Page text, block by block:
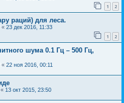
1 2
раций) для леса.
« 23 дек 2016, 11:33
1 2
шума 0.1 Гц – 500 Гц,
« 22 ноя 2016, 00:11
« 13 окт 2015, 23:50